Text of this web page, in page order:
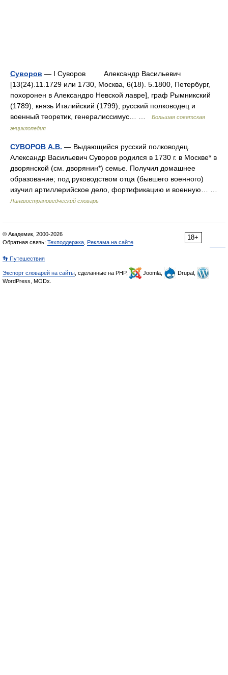
Суворов — I Суворов Александр Васильевич
[13(24).11.1729 или 1730, Москва, 6(18). 5.1800, Петербург,
похоронен в Александро Невской лавре], граф Рымникский
(1789), князь Италийский (1799), русский полководец и
военный теоретик, генералиссимус… …
Большая советская
энциклопедия
СУВОРОВ А.В. — Выдающийся русский полководец.
Александр Васильевич Суворов родился в 1730 г. в Москве* в
дворянской (см. дворянин*) семье. Получил домашнее
образование; под руководством отца (бывшего военного)
изучил артиллерийское дело, фортификацию и военную… …
Лингвострановедческий словарь
18+
© Академик, 2000-2026
Обратная связь: Техподдержка Реклама на сайте
👣 Путешествия
Экспорт словарей на сайты , сделанные на PHP, Joomla,
Drupal,
WordPress, MODx.